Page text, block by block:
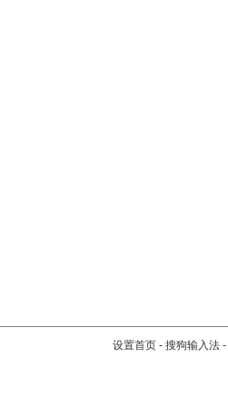
设置首页 - 搜狗输入法 -